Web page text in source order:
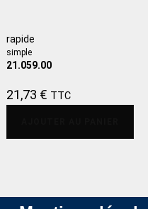
rapide
simple
21.059.00
21,73 € TTC